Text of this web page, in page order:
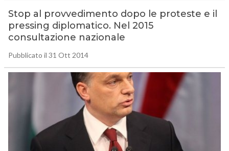
Stop al provvedimento dopo le proteste e il
pressing diplomatico. Nel 2015
consultazione nazionale
Pubblicato il 31 Ott 2014